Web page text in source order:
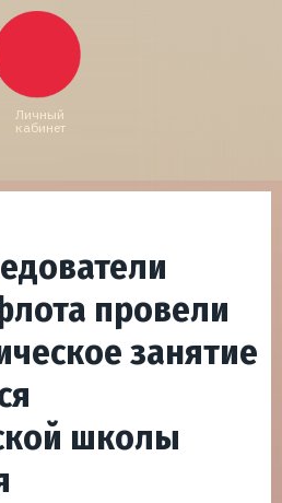
Личный
кабинет
провели
занятие
школы